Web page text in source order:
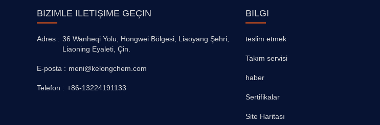
BIZIMLE ILETIŞIME GEÇIN
Adres : 36 Wanheqi Yolu, Hongwei Bölgesi, Liaoyang Şehri,
Liaoning Eyaleti, Çin.
E-posta : meni@kelongchem.com
Telefon : +86-13224191133
BILGI
teslim etmek
Takım servisi
haber
Sertifikalar
Site Haritası